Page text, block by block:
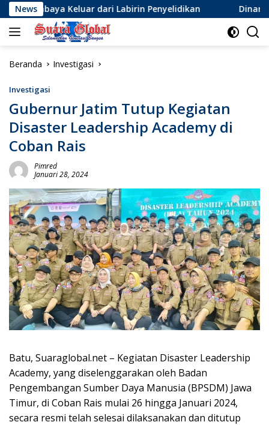
Langsung
ke
konten
Newsdari Labirin Penyelidikan Dinamika Baru Sepak
Beranda Investigasi
Investigasi
Gubernur Jatim Tutup Kegiatan
Disaster Leadership Academy di
Coban Rais
Pimred
Januari 28, 2024
Batu, Suaraglobal.net – Kegiatan Disaster Leadership
Academy, yang diselenggarakan oleh Badan
Pengembangan Sumber Daya Manusia (BPSDM) Jawa
Timur, di Coban Rais mulai 26 hingga Januari 2024,
secara resmi telah selesai dilaksanakan dan ditutup